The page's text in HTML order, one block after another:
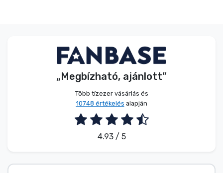
„Megbízható, ajánlott”
Több tízezer vásárlás és
10748 értékelés alapján
4.93 / 5
Terméktípusok